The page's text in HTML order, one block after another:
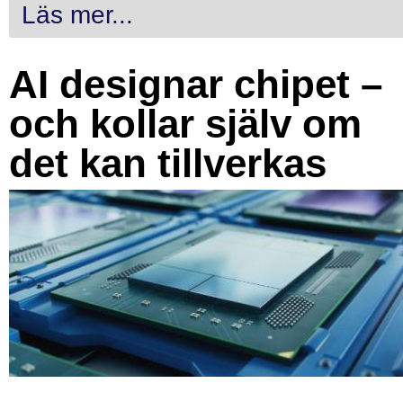
Läs mer...
AI designar chipet –
och kollar själv om
det kan tillverkas